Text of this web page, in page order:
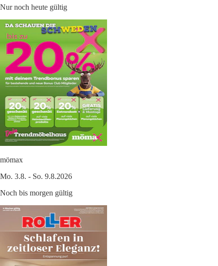
Nur noch heute gültig
mömax
Mo. 3.8. - So. 9.8.2026
Noch bis morgen gültig